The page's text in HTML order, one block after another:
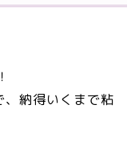
納得いくまで粘